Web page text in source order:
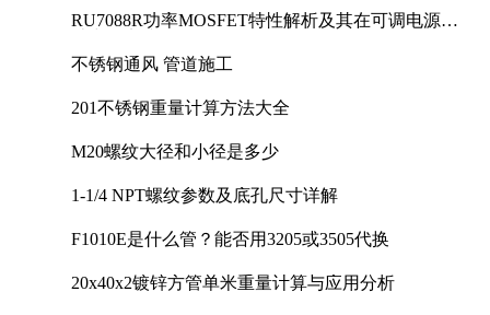
RU7088R功率MOSFET特性解析及其在可调电源设
不锈钢通风 管道施工
201不锈钢重量计算方法大全
M20螺纹大径和小径是多少
1-1/4 NPT螺纹参数及底孔尺寸详解
F1010E是什么管？能否用3205或3505代换
20x40x2镀锌方管单米重量计算与应用分析